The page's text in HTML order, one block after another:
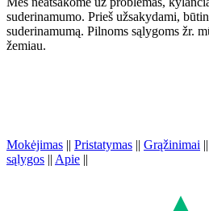
suderinamumo. Prieš užsakydami,
suderinamumą. Pilnoms sąlygoms žr.
žemiau.
Mokėjimas || Pristatymas || Grąžinimai ||
sąlygos || Apie ||